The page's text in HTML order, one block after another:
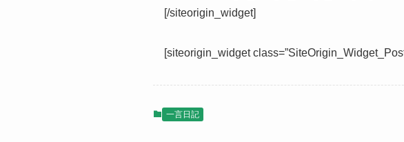
[/siteorigin_widget]
[siteorigin_widget
一言日記